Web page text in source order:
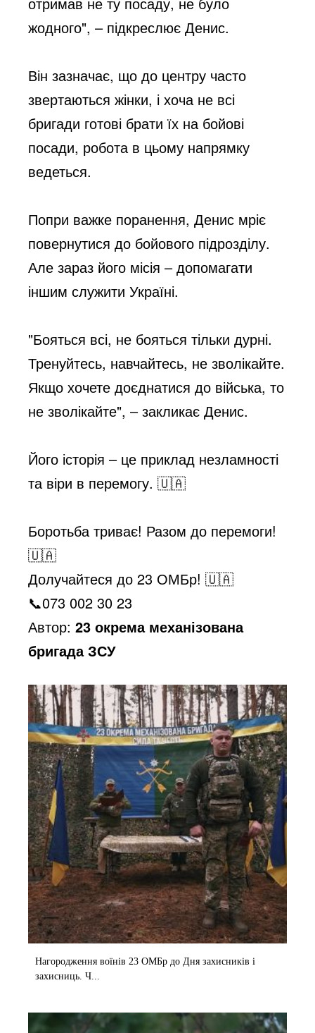
жодного", – підкреслює Денис.
Він зазначає, що до центру часто
звертаються жінки, і хоча не всі
бригади готові брати їх на бойові
посади, робота в цьому напрямку
ведеться.
Попри важке поранення, Денис мріє
повернутися до бойового підрозділу.
Але зараз його місія – допомагати
іншим служити Україні.
"Бояться всі, не бояться тільки дурні.
Тренуйтесь, навчайтесь, не зволікайте.
Якщо хочете доєднатися до війська, то
не зволікайте", – закликає Денис.
Його історія – це приклад незламності
та віри в перемогу.🇺🇦
Боротьба триває! Разом до перемоги!
🇺🇦
Долучайтеся до 23 ОМБр!🇺🇦
📞073 002 30 23
Автор:23 окрема механізована
бригада ЗСУ
Нагородження воїнів 23 ОМБр до Дня захисників і
захисниць. Ч...